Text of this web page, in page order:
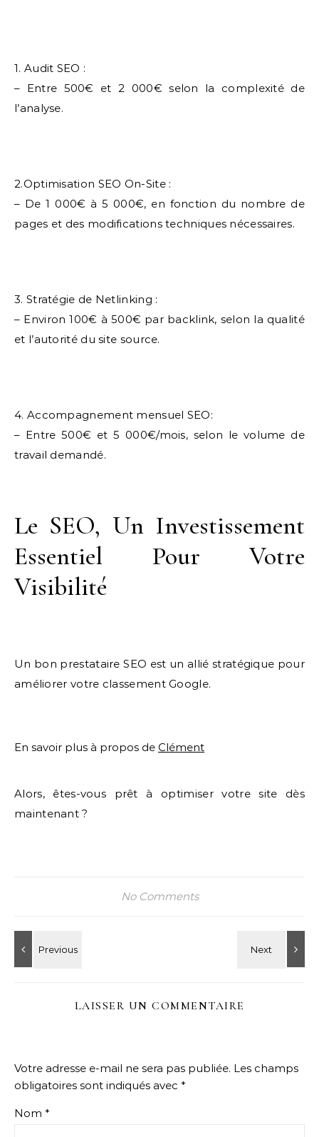
1. Audit SEO :
– Entre 500€ et 2 000€ selon la complexité de
l’analyse.
2.Optimisation SEO On-Site :
– De 1 000€ à 5 000€, en fonction du nombre de
pages et des modifications techniques nécessaires.
3. Stratégie de Netlinking :
– Environ 100€ à 500€ par backlink, selon la qualité
et l’autorité du site source.
4. Accompagnement mensuel SEO:
– Entre 500€ et 5 000€/mois, selon le volume de
travail demandé.
Le SEO, Un Investissement
Essentiel Pour Votre
Visibilité
Un bon prestataire SEO est un allié stratégique pour
améliorer votre classement Google.
En savoir plus à propos de Clément
Alors, êtes-vous prêt à optimiser votre site dès
maintenant ?
No Comments
LAISSER UN COMMENTAIRE
Votre adresse e-mail ne sera pas publiée. Les champs
obligatoires sont indiqués avec *
Nom *